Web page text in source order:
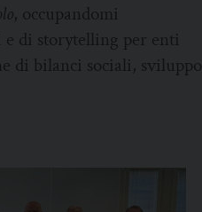
, occupandomi
di storytelling per enti
di bilanci sociali, sviluppo